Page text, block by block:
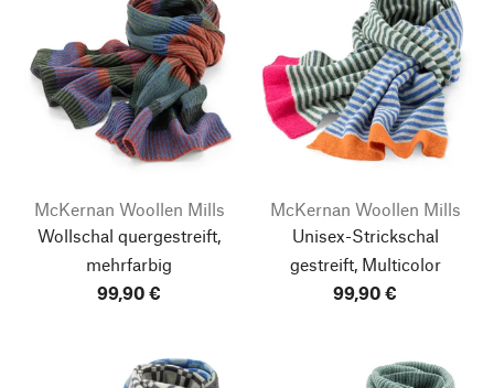
McKernan Woollen Mills
Wollschal quergestreift,
mehrfarbig
99,90 €
McKernan Woollen Mills
Unisex-Strickschal
gestreift, Multicolor
99,90 €